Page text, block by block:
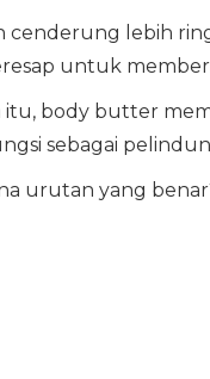
cenderung lebih
untuk
itu, body butter
sebagai
urutan yang